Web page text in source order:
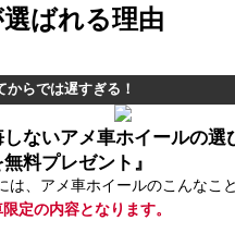
ばれる理由
からでは遅すぎる！
しないアメ車ホイールの選
料プレゼント』
は、アメ車ホイールのこんなこ
定の内容となります。